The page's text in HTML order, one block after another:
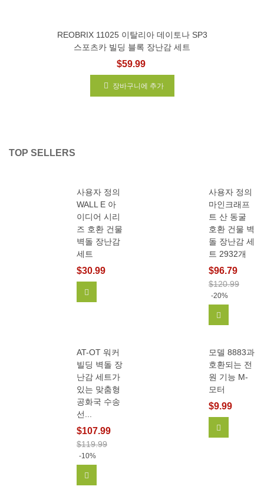
REOBRIX 11025 이탈리아 데이토나 SP3
스포츠카 빌딩 블록 장난감 세트
$59.99
장바구니에 추가
TOP SELLERS
사용자 정의
WALL E 아
이디어 시리
즈 호환 건물
벽돌 장난감
세트
$30.99
사용자 정의
마인크래프
트 산 동굴
호환 건물 벽
돌 장난감 세
트 2932개
$96.79
$120.99
-20%
AT-OT 워커
빌딩 벽돌 장
난감 세트가
있는 맞춤형
공화국 수송
선...
$107.99
$119.99
-10%
모델 8883과
호환되는 전
원 기능 M-
모터
$9.99